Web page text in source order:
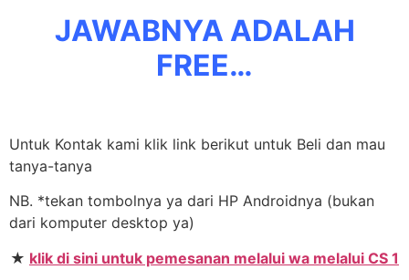
JAWABNYA ADALAH
FREE…
Untuk Kontak kami klik link berikut untuk Beli dan mau
tanya-tanya
NB. *tekan tombolnya ya dari HP Androidnya (bukan
dari komputer desktop ya)
★ klik di sini untuk pemesanan melalui wa melalui CS 1